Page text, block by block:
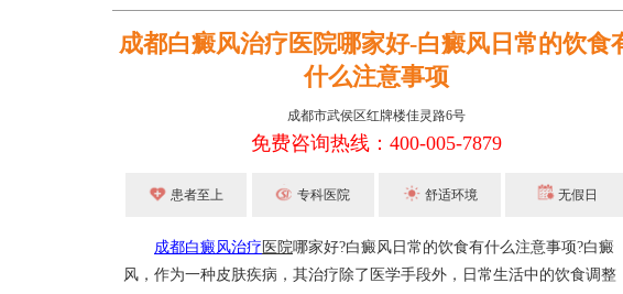
成都白癜风治疗医院哪家好-白癜风日常的饮食
什么注意事项
成都市武侯区红牌楼佳灵路6号
免费咨询热线：400-005-7879
患者至上 专科医院 舒适环境 无假日
成都白癜风治疗 医院哪家好?白癜风日常的饮食有什么注意事项?白癜
风，作为一种皮肤疾病，其治疗除了医学手段外，日常生活中的饮食调整